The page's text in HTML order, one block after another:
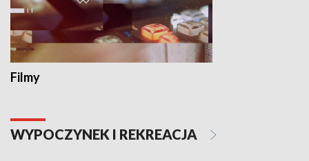
Filmy
WYPOCZYNEK I REKREACJA